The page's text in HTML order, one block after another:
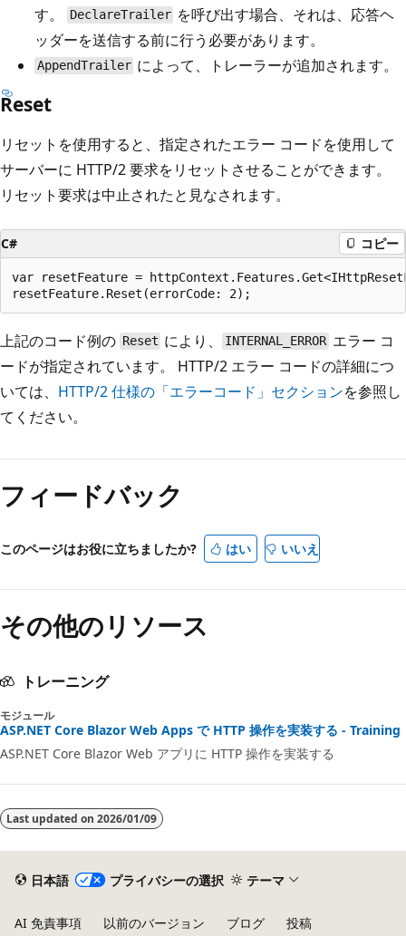
す。
DeclareTrailer を呼び出す場合、それは、応答ヘ
ッダーを送信する前に行う必要があります。
AppendTrailer によって、トレーラーが追加されます。
Reset
リセットを使用すると、指定されたエラー コードを使用して
サーバーに HTTP/2 要求をリセットさせることができます。
リセット要求は中止されたと見なされます。
C# コピー
var resetFeature =
上記のコード例の Reset により、 INTERNAL_ERROR エラー コ
ードが指定されています。 HTTP/2 エラー コードの詳細につ
いては、 HTTP/2 仕様の「エラーコード」セクションを参照し
てください。
み
取
モ
ド
が
無
フィードバック
このページはお役に立ちましたか? はい いいえ
その他のリソース
トレーニング
モジュール
ASP.NET Core Blazor Web Apps で HTTP 操作を実装する - Training
ASP.NET Core Blazor Web アプリに HTTP 操作を実装する
Last updated on 2026/01/09
日本語 プライバシーの選択 テーマ
AI 免責事項 以前のバージョン ブログ 投稿